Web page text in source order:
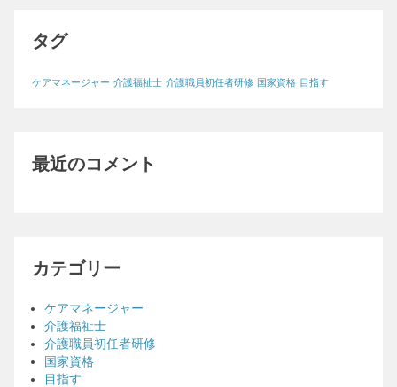
タグ
ケアマネージャー 介護福祉士 介護職員初任者研修 国家資格 目指す
最近のコメント
カテゴリー
ケアマネージャー
介護福祉士
介護職員初任者研修
国家資格
目指す